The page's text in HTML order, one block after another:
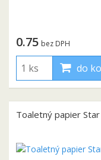
0.75 bez DPH
do
Toaletný papier